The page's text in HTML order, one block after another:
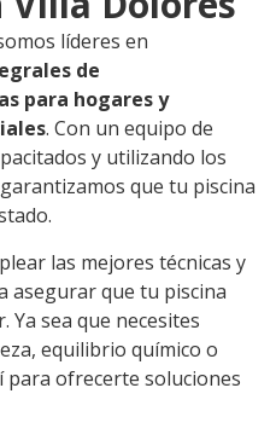
líderes en
de
para hogares y
. Con un equipo de
y utilizando los
que tu piscina
las mejores técnicas y
asegurar que tu piscina
Ya sea que necesites
equilibrio químico o
para ofrecerte soluciones